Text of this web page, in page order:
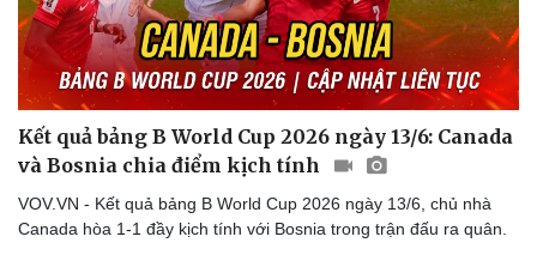
Kết quả bảng B World Cup 2026 ngày 13/6: Canada
và Bosnia chia điểm kịch tính
VOV.VN - Kết quả bảng B World Cup 2026 ngày 13/6, chủ nhà
Canada hòa 1-1 đầy kịch tính với Bosnia trong trận đấu ra quân.